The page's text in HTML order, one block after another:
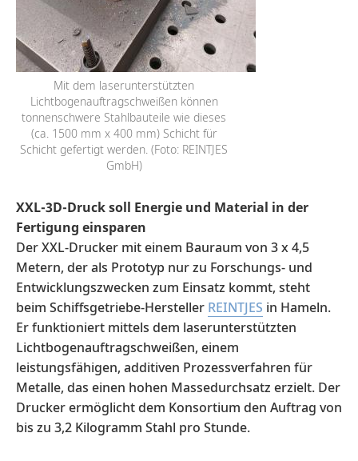
Mit dem laserunterstützten
Lichtbogenauftragschweißen können
tonnenschwere Stahlbauteile wie dieses
(ca. 1500 mm x 400 mm) Schicht für
Schicht gefertigt werden. (Foto: REINTJES
GmbH)
XXL-3D-Druck soll Energie und Material in der
Fertigung einsparen
Der XXL-Drucker mit einem Bauraum von 3 x 4,5
Metern, der als Prototyp nur zu Forschungs- und
Entwicklungszwecken zum Einsatz kommt, steht
beim Schiffsgetriebe-Hersteller REINTJES in Hameln.
Er funktioniert mittels dem laserunterstützten
Lichtbogenauftragschweißen, einem
leistungsfähigen, additiven Prozessverfahren für
Metalle, das einen hohen Massedurchsatz erzielt. Der
Drucker ermöglicht dem Konsortium den Auftrag von
bis zu 3,2 Kilogramm Stahl pro Stunde.